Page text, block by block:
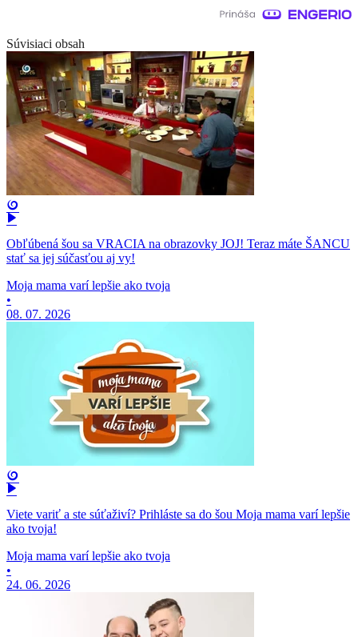
Súvisiaci obsah
Obľúbená šou sa VRACIA na obrazovky JOJ! Teraz máte ŠANCU
stať sa jej súčasťou aj vy!
Moja mama varí lepšie ako tvoja
•
08. 07. 2026
Viete variť a ste súťaživí? Prihláste sa do šou Moja mama varí lepšie
ako tvoja!
Moja mama varí lepšie ako tvoja
•
24. 06. 2026